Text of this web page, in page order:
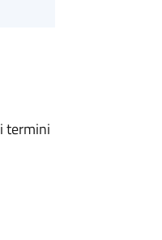
termini